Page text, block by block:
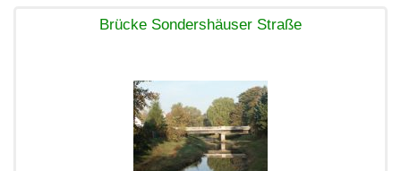
Brücke Sondershäuser Straße